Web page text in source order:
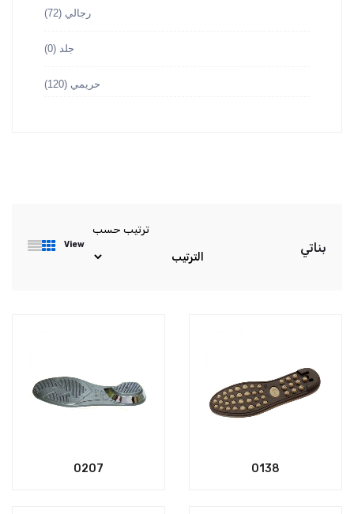
رجالي (72)
جلد (0)
حريمي (120)
بناتي
ترتيب حسب
View
0138
0207